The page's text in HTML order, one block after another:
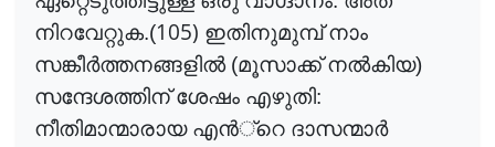
നിറവേറ്റുക.(105) ഇതിനുമുമ്പ് നാം
സങ്കീർത്തനങ്ങളിൽ(മൂസാക്ക് നൽകിയ)
സന്ദേശത്തിന് ശേഷം എഴുതി:
നീതിമാന്മാരായ എൻ്റെ ദാസന്മാർ